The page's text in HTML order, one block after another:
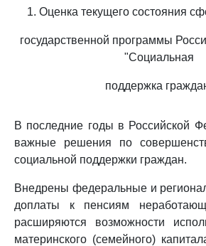
1. Оценка текущего состояния
государственной программы
"Социальная
поддержка
В последние годы в Российской
важные решения по
социальной поддержки граждан.
Внедрены федеральные и
доплаты к пенсиям
расширяются возможности
материнского (семейного)